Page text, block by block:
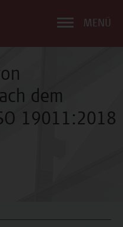
MENÜ
dem
19011:2018